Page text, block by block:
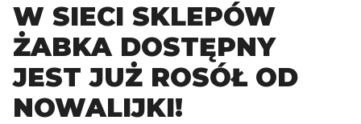
W SIECI SKLEPÓW
ŻABKA DOSTĘPNY
JEST JUŻ ROSÓŁ OD
NOWALIJKI!